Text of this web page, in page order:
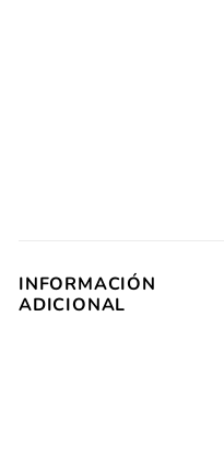
INFORMACIÓN
ADICIONAL